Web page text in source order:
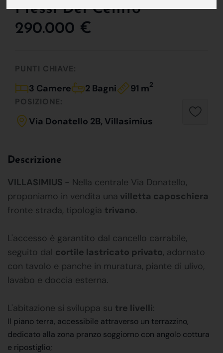
Pressi Del Centro
290.000 €
PUNTI CHIAVE:
3 Camere 2 Bagni 91 m2
POSIZIONE:
Via Donatello 2B, Villasimius
Descrizione
VILLASIMIUS - Nella centrale Via Donatello,
proponiamo in vendita una villetta caposchiera
fronte strada, tipologia trivano.
L'accesso è garantito dal cancello carrabile,
seguito dal cortile lastricato privato, adornato
con tavolo e panche in muratura, piante di ulivo,
lavabo e doccia esterna.
L'abitazione si sviluppa su tre livelli:
Il piano terra, accessibile attraverso un terrazzino,
dedicato alla zona pranzo soggiorno con angolo cottura
e ripostiglio;